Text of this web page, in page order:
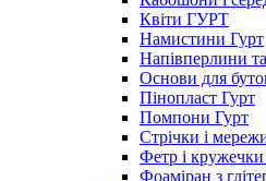
Квіти ГУРТ
Намистини Гурт
Напівперлини
Основи для
Пінопласт Гурт
Помпони Гурт
Стрічки і
Фетр і
Фоаміран з